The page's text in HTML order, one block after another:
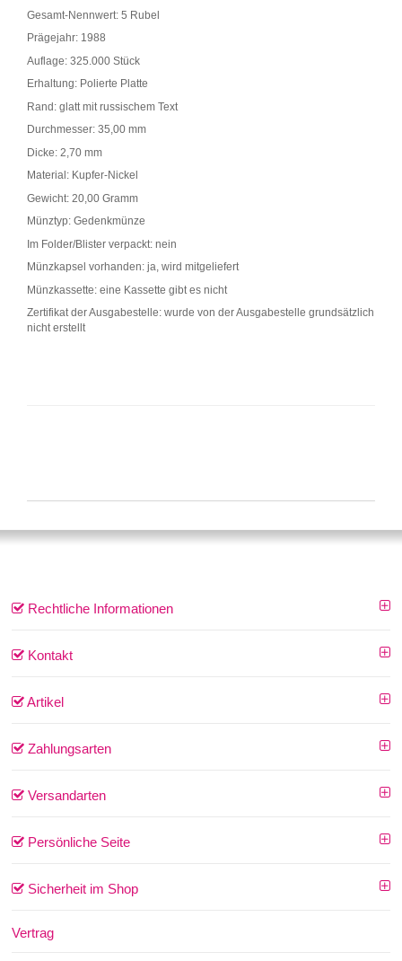
Gesamt-Nennwert: 5 Rubel
Prägejahr: 1988
Auflage: 325.000 Stück
Erhaltung: Polierte Platte
Rand: glatt mit russischem Text
Durchmesser: 35,00 mm
Dicke: 2,70 mm
Material: Kupfer-Nickel
Gewicht: 20,00 Gramm
Münztyp: Gedenkmünze
Im Folder/Blister verpackt: nein
Münzkapsel vorhanden: ja, wird mitgeliefert
Münzkassette: eine Kassette gibt es nicht
Zertifikat der Ausgabestelle: wurde von der Ausgabestelle grundsätzlich
nicht erstellt
Rechtliche Informationen
Kontakt
Artikel
Zahlungsarten
Versandarten
Persönliche Seite
Sicherheit im Shop
Vertrag